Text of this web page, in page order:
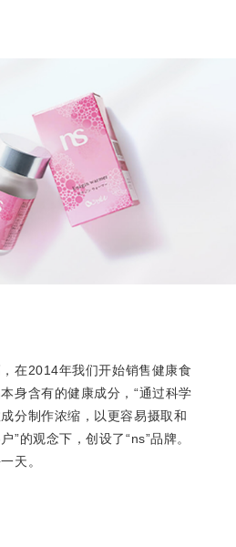
在2014年我们开始销售健康食
身含有的健康成分，“通过科学
分制作浓缩，以更容易摄取和
”的观念下，创设了“ns”品牌。
天。